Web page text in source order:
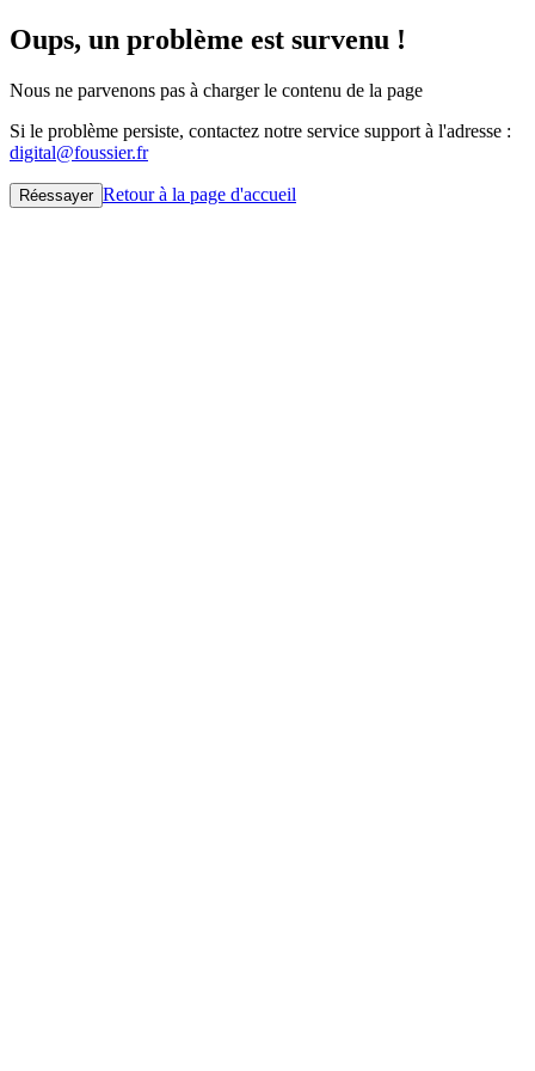
Oups, un problème est survenu !
Nous ne parvenons pas à charger le contenu de la page
Si le problème persiste, contactez notre service support à l'adresse :
digital@foussier.fr
Réessayer Retour à la page d'accueil